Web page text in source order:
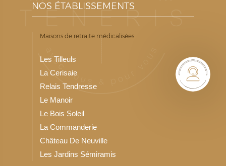
NOS ÉTABLISSEMENTS
Maisons de retraite médicalisées
Les Tilleuls
La Cerisaie
Relais Tendresse
Le Manoir
Le Bois Soleil
La Commanderie
Château De Neuville
Les Jardins Sémiramis